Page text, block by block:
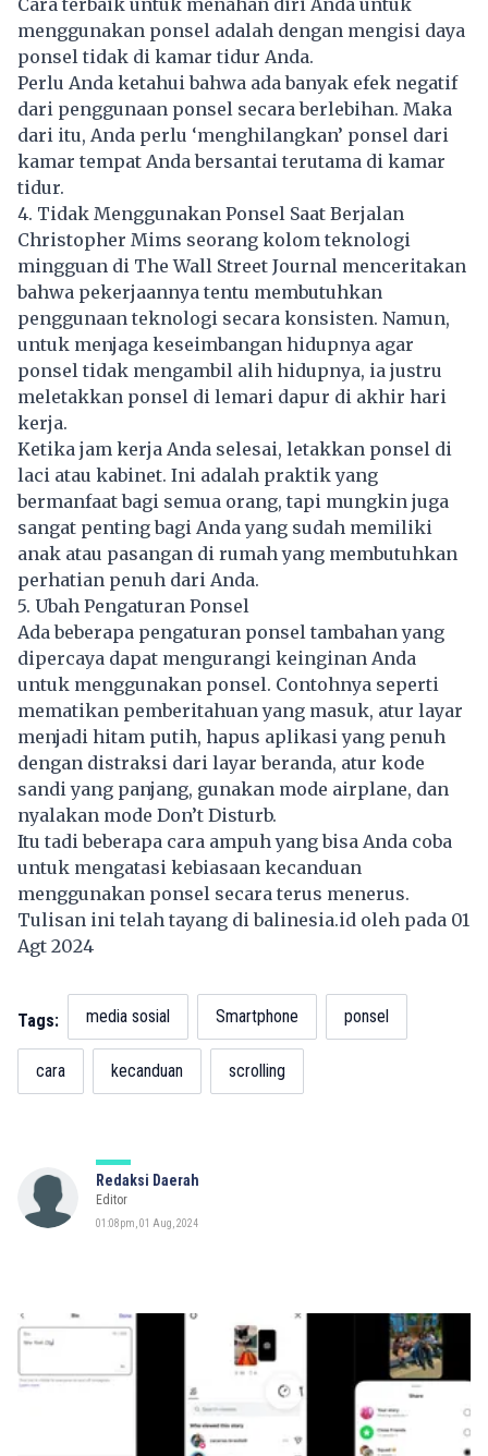
Cara terbaik untuk menahan diri Anda untuk
menggunakan ponsel adalah dengan mengisi daya
ponsel tidak di kamar tidur Anda.
Perlu Anda ketahui bahwa ada banyak efek negatif
dari penggunaan ponsel secara berlebihan. Maka
dari itu, Anda perlu ‘menghilangkan’ ponsel dari
kamar tempat Anda bersantai terutama di kamar
tidur.
4. Tidak Menggunakan Ponsel Saat Berjalan
Christopher Mims seorang kolom teknologi
mingguan di The Wall Street Journal menceritakan
bahwa pekerjaannya tentu membutuhkan
penggunaan teknologi secara konsisten. Namun,
untuk menjaga keseimbangan hidupnya agar
ponsel tidak mengambil alih hidupnya, ia justru
meletakkan ponsel di lemari dapur di akhir hari
kerja.
Ketika jam kerja Anda selesai, letakkan ponsel di
laci atau kabinet. Ini adalah praktik yang
bermanfaat bagi semua orang, tapi mungkin juga
sangat penting bagi Anda yang sudah memiliki
anak atau pasangan di rumah yang membutuhkan
perhatian penuh dari Anda.
5. Ubah Pengaturan Ponsel
Ada beberapa pengaturan ponsel tambahan yang
dipercaya dapat mengurangi keinginan Anda
untuk menggunakan ponsel. Contohnya seperti
mematikan pemberitahuan yang masuk, atur layar
menjadi hitam putih, hapus aplikasi yang penuh
dengan distraksi dari layar beranda, atur kode
sandi yang panjang, gunakan mode airplane, dan
nyalakan mode Don’t Disturb.
Itu tadi beberapa cara ampuh yang bisa Anda coba
untuk mengatasi kebiasaan kecanduan
menggunakan ponsel secara terus menerus.
Tulisan ini telah tayang dibalinesia.id oleh pada 01
Agt 2024
Tags: media sosial Smartphone ponsel
cara kecanduan scrolling
Redaksi Daerah
Editor
01:08pm, 01 Aug, 2024